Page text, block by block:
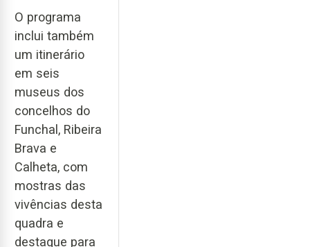
O programa
inclui também
um itinerário
em seis
museus dos
concelhos do
Funchal, Ribeira
Brava e
Calheta, com
mostras das
vivências desta
quadra e
destaque para